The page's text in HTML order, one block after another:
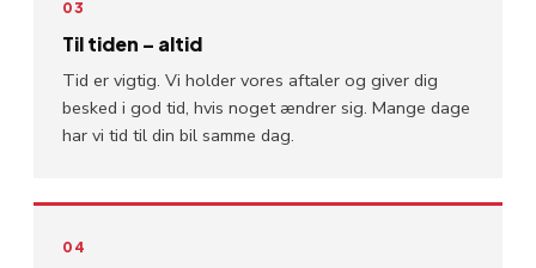
03
Til tiden – altid
Tid er vigtig. Vi holder vores aftaler og giver dig
besked i god tid, hvis noget ændrer sig. Mange dage
har vi tid til din bil samme dag.
04